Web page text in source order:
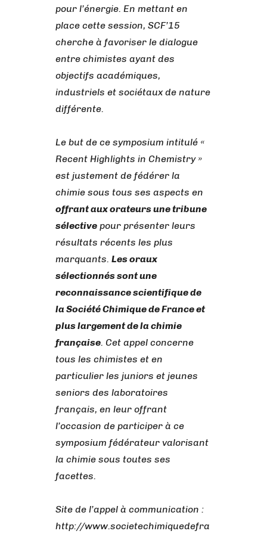
pour l’énergie. En mettant en
place cette session, SCF’15
cherche à favoriser le dialogue
entre chimistes ayant des
objectifs académiques,
industriels et sociétaux de nature
différente.
Le but de ce symposium intitulé «
Recent Highlights in Chemistry »
est justement de fédérer la
chimie sous tous ses aspects en
offrant aux orateurs une tribune
sélective pour présenter leurs
résultats récents les plus
marquants. Les oraux
sélectionnés sont une
reconnaissance scientifique de
la Société Chimique de France et
plus largement de la chimie
française. Cet appel concerne
tous les chimistes et en
particulier les juniors et jeunes
seniors des laboratoires
français, en leur offrant
l’occasion de participer à ce
symposium fédérateur valorisant
la chimie sous toutes ses
facettes.
Site de l’appel à communication :
http://www.societechimiquedefra